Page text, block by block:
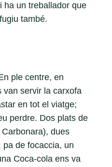
ha un treballador que
també.
ple centre, en
van servir la carxofa
en tot el viatge;
perdre. Dos plats de
dues
de focaccia, un
Coca-cola ens va